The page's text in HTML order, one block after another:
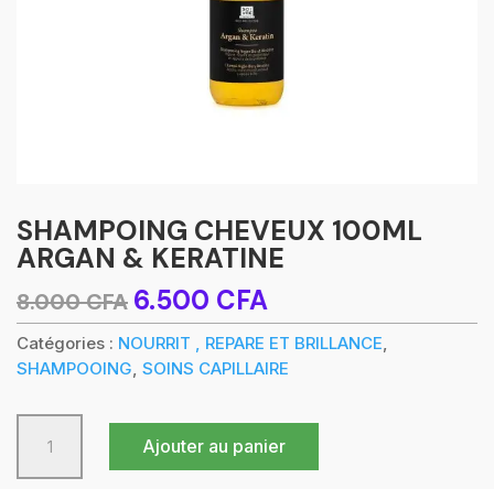
SHAMPOING CHEVEUX 100ML
ARGAN & KERATINE
8.000CFA Le
prix
initial
était :
6.500 CFALe
prix
actuel
est :
Catégories : NOURRIT , REPARE ET BRILLANCE,
SHAMPOOING, SOINS CAPILLAIRE
SHAMPOING
Ajouter au panier